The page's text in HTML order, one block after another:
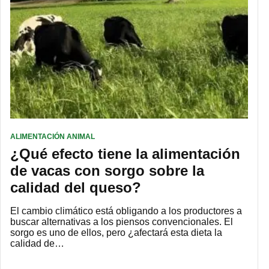
ALIMENTACIÓN ANIMAL
¿Qué efecto tiene la alimentación
de vacas con sorgo sobre la
calidad del queso?
El cambio climático está obligando a los productores a
buscar alternativas a los piensos convencionales. El
sorgo es uno de ellos, pero ¿afectará esta dieta la
calidad de…